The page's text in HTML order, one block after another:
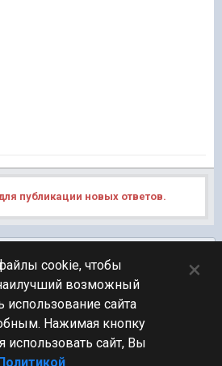
публикации новых ответов.
ТЕМ
cookie, чтобы
возможный
использование сайта
Нажимая кнопку
использовать сайт, Вы
×